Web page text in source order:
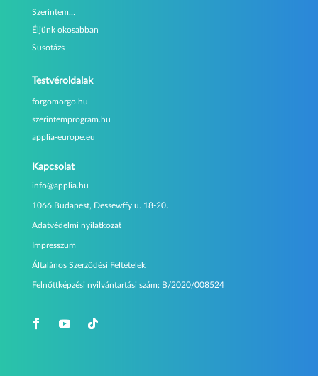
Szerintem…
Éljünk okosabban
Susotázs
Testvéroldalak
forgomorgo.hu
szerintemprogram.hu
applia-europe.eu
Kapcsolat
info@applia.hu
1066 Budapest, Dessewffy u. 18-20.
Adatvédelmi nyilatkozat
Impresszum
Általános Szerződési Feltételek
Felnőttképzési nyilvántartási szám:B/2020/008524